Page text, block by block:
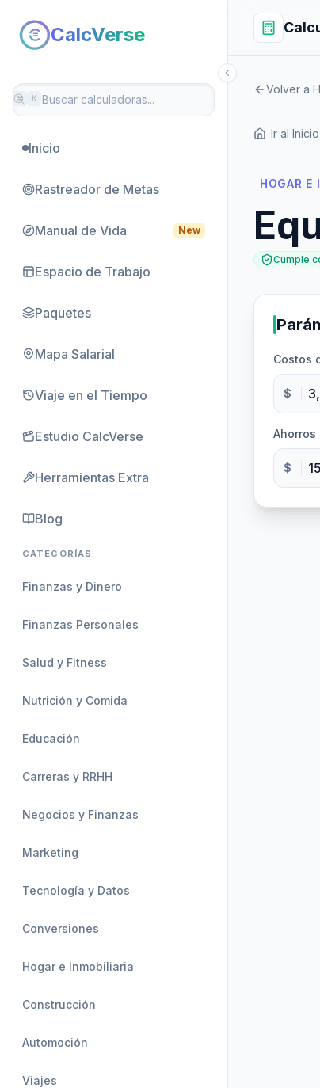
CalcVerse
⌘ K
Inicio
Rastreador de Metas
Manual de Vida New
Espacio de Trabajo
Paquetes
Mapa Salarial
Viaje en el Tiempo
Estudio CalcVerse
Herramientas Extra
Blog
CATEGORÍAS
Finanzas y Dinero
Finanzas Personales
Salud y Fitness
Nutrición y Comida
Educación
Carreras y RRHH
Negocios y Finanzas
Marketing
Tecnología y Datos
Conversiones
Hogar e Inmobiliaria
Construcción
Automoción
Viajes
Volver a
Ir al Inicio
HOGAR E
Cumple
Costos
$
Ahorros
$